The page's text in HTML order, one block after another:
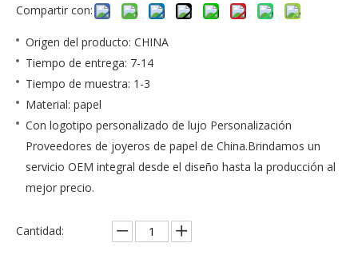
Compartir con:
Origen del producto: CHINA
Tiempo de entrega: 7-14
Tiempo de muestra: 1-3
Material: papel
Con logotipo personalizado de lujo Personalización
Proveedores de joyeros de papel de China.Brindamos un
servicio OEM integral desde el diseño hasta la producción al
mejor precio.
Cantidad: